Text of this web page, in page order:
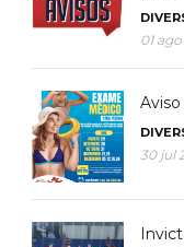
01
30 jul